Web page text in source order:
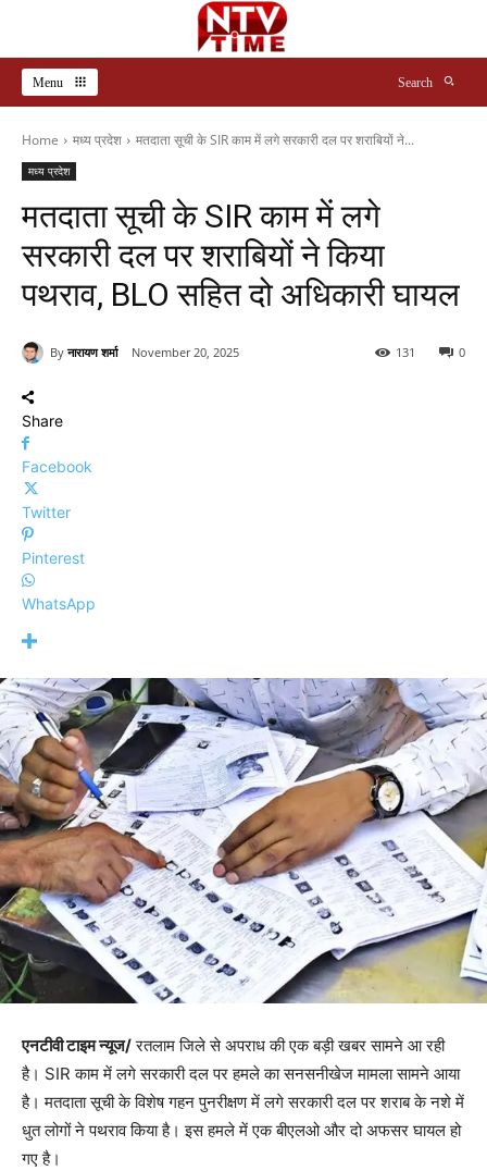
Menu Search
Home मध्य प्रदेश मतदाता सूची के SIR काम में लगे सरकारी दल पर शराबियों ने...
मध्य प्रदेश
मतदाता सूची के SIR काम में लगे
सरकारी दल पर शराबियों ने किया
पथराव, BLO सहित दो अधिकारी घायल
By नारायण शर्मा November 20, 2025 0
131
Share
Facebook
Twitter
Pinterest
WhatsApp
एनटीवी टाइम न्यूज/रतलाम जिले से अपराध की एक बड़ी खबर सामने आ रही
है। SIR काम में लगे सरकारी दल पर हमले का सनसनीखेज मामला सामने आया
है। मतदाता सूची के विशेष गहन पुनरीक्षण में लगे सरकारी दल पर शराब के नशे में
धुत लोगों ने पथराव किया है। इस हमले में एक बीएलओ और दो अफसर घायल हो
गए है।